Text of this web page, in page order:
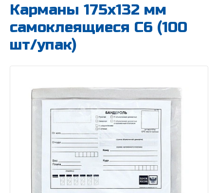
Карманы 175х132 мм
самоклеящиеся С6 (100
шт/упак)